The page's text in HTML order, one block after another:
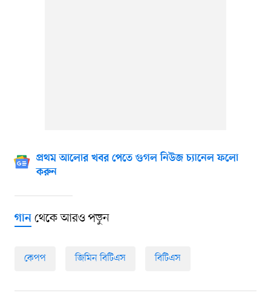
প্রথম আলোর খবর পেতে গুগল নিউজ চ্যানেল ফলো
করুন
গানথেকে আরও পড়ুন
কেপপ জিমিন বিটিএস বিটিএস